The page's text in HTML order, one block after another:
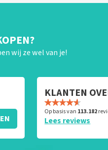
wij ze wel van je!
KLANTEN
Op basis van 113.182
Lees reviews